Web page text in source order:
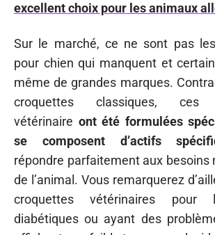
excellent choix pour les animaux
Sur le marché, ce ne sont pas
pour chien qui manquent et
même de grandes marques.
croquettes classiques, ces
vétérinaire ont été formulées
se composent d’actifs
répondre parfaitement aux besoins
de l’animal. Vous remarquerez
croquettes vétérinaires pour
diabétiques ou ayant des